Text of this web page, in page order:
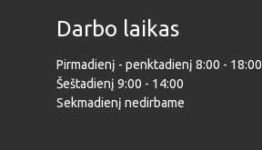
Darbo laikas
Pirmadienį - penktadienį 8:00 - 18:00
Šeštadienį 9:00 - 14:00
Sekmadienį nedirbame